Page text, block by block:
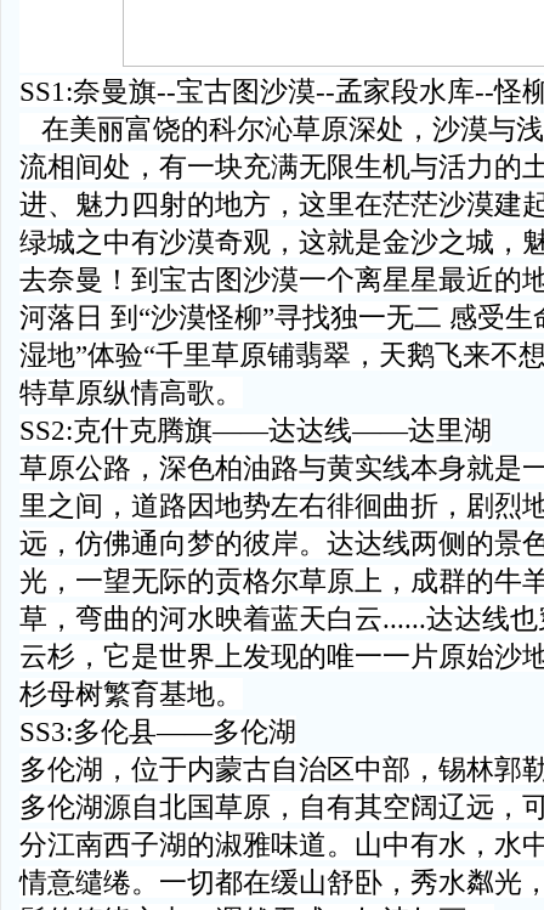
SS1:奈曼旗--宝古图沙漠--孟家段水库--怪
在美丽富饶的科尔沁草原深处，沙漠与
流相间处，有一块充满无限生机与活力的
进、魅力四射的地方，这里在茫茫沙漠建
绿城之中有沙漠奇观，这就是金沙之城，
去奈曼！到宝古图沙漠一个离星星最近的
河落日 到“沙漠怪柳”寻找独一无二 感受
湿地”体验“千里草原铺翡翠，天鹅飞来不
特草原纵情高歌。
SS2:克什克腾旗——达达线——达里湖
草原公路，深色柏油路与黄实线本身就是
里之间，道路因地势左右徘徊曲折，剧烈
远，仿佛通向梦的彼岸。达达线两侧的景
光，一望无际的贡格尔草原上，成群的牛
草，弯曲的河水映着蓝天白云......达达线
云杉，它是世界上发现的唯一一片原始沙
杉母树繁育基地。
SS3:多伦县——多伦湖
多伦湖，位于内蒙古自治区中部，锡林郭
多伦湖源自北国草原，自有其空阔辽远，
分江南西子湖的淑雅味道。山中有水，水
情意缱绻。一切都在缓山舒卧，秀水粼光